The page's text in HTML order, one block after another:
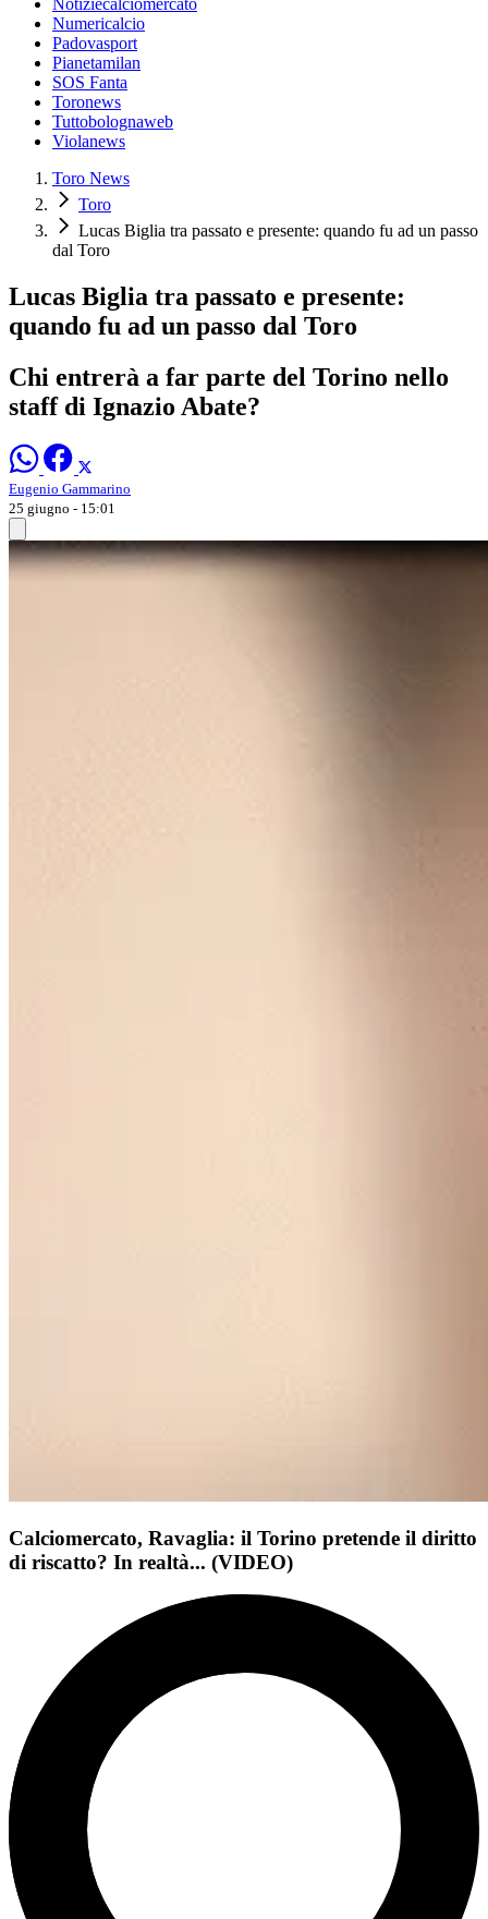
Notiziecalciomercato
Numericalcio
Padovasport
Pianetamilan
SOS Fanta
Toronews
Tuttobolognaweb
Violanews
Toro News
Toro
Lucas Biglia tra passato e presente: quando fu ad un passo
dal Toro
Lucas Biglia tra passato e presente:
quando fu ad un passo dal Toro
Chi entrerà a far parte del Torino nello
staff di Ignazio Abate?
Eugenio Gammarino
25 giugno - 15:01
Calciomercato, Ravaglia: il Torino pretende il diritto
di riscatto? In realtà... (VIDEO)